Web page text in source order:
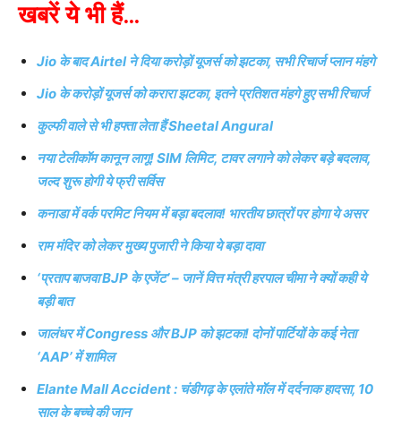
खबरें ये भी हैं…
Jio के बाद Airtel ने दिया करोड़ों यूजर्स को झटका, सभी रिचार्ज प्लान मंहगे
Jio के करोड़ों यूजर्स को करारा झटका, इतने प्रतिशत मंहगे हुए सभी रिचार्ज
कुल्फी वाले से भी हफ्ता लेता हैं Sheetal Angural
नया टेलीकॉम कानून लागू! SIM लिमिट, टावर लगाने को लेकर बड़े बदलाव,
जल्द शुरू होगी ये फ्री सर्विस
कनाडा में वर्क परमिट नियम में बड़ा बदलाव! भारतीय छात्रों पर होगा ये असर
राम मंदिर को लेकर मुख्य पुजारी ने किया ये बड़ा दावा
‘प्रताप बाजवा BJP के एजेंट’ – जानें वित्त मंत्री हरपाल चीमा ने क्यों कही ये
बड़ी बात
जालंधर में Congress और BJP को झटका! दोनों पार्टियों के कई नेता
‘AAP’ में शामिल
Elante Mall Accident : चंडीगढ़ के एलांते मॉल में दर्दनाक हादसा, 10
साल के बच्चे की जान